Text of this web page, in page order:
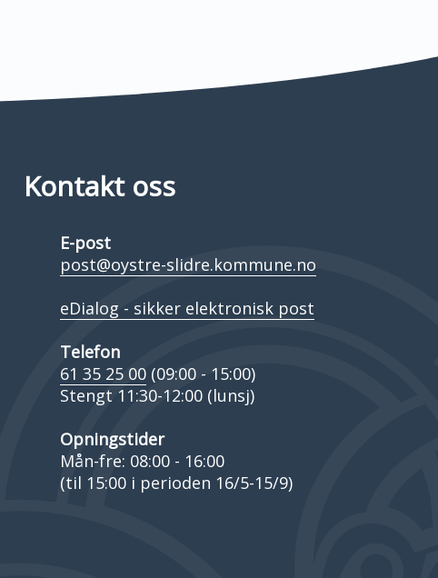
Kontakt oss
E-post
post@oystre-slidre.kommune.no
eDialog - sikker elektronisk post
Telefon
61 35 25 00 (09:00 - 15:00)
Stengt 11:30-12:00 (lunsj)
Opningstider
Mån-fre: 08:00 - 16:00
(til 15:00 i perioden 16/5-15/9)